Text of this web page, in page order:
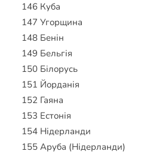
146 Куба
147 Угорщина
148 Бенін
149 Бельгія
150 Білорусь
151 Йорданія
152 Гаяна
153 Естонія
154 Нідерланди
155 Аруба (Нідерланди)